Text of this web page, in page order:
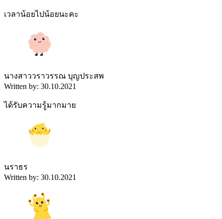
เวลาน้อยไปน้อยนะคะ
นางสาววราวรรณ บุญประสพ
Written by: 30.10.2021
ได้รับความรู้มากมาย
นราธร
Written by: 30.10.2021